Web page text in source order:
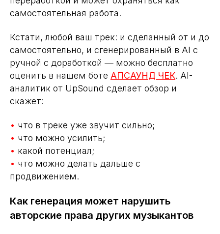
самостоятельная работа.
Кстати, любой ваш трек: и сделанный от и до
самостоятельно, и сгенерированный в AI с
ручной с доработкой — можно бесплатно
оценить в нашем боте АПСАУНД ЧЕК. AI-
аналитик от UpSound сделает обзор и
скажет:
• что в треке уже звучит сильно;
• что можно усилить;
• какой потенциал;
• что можно делать дальше с
продвижением.
Как генерация может нарушить
авторские права других музыкантов